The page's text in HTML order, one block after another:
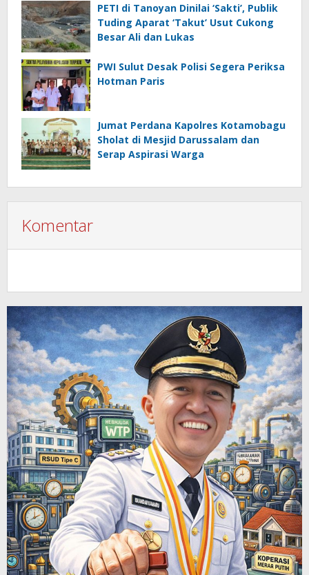
PETI di Tanoyan Dinilai ‘Sakti’, Publik
Tuding Aparat ‘Takut’ Usut Cukong
Besar Ali dan Lukas
PWI Sulut Desak Polisi Segera Periksa
Hotman Paris
Jumat Perdana Kapolres Kotamobagu
Sholat di Mesjid Darussalam dan
Serap Aspirasi Warga
Komentar